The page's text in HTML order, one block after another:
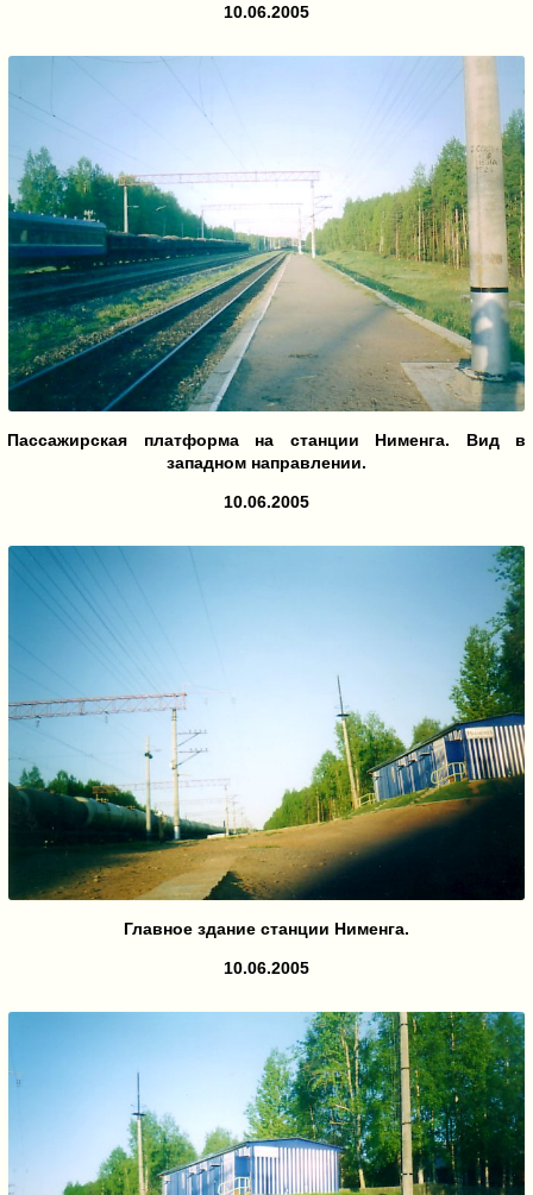
10.06.2005
Пассажирская платформа на станции Нименга. Вид в
западном направлении.
10.06.2005
Главное здание станции Нименга.
10.06.2005